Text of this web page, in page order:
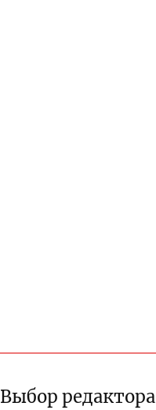
Выбор редактора